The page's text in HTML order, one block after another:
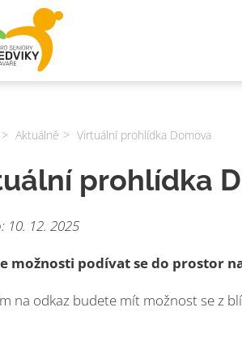
Aktuálně Virtuální prohlídka Domova
prohlídka
10. 12. 2025
možnosti podívat se do prostor
na odkaz budete mít možnost se z